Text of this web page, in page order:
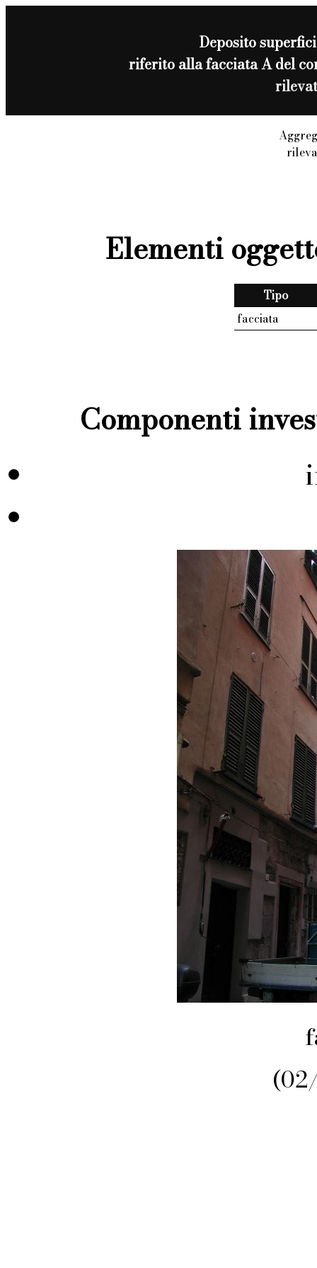
Deposito
riferito alla facciata A del
Elementi
Tipo
facciata
Componenti